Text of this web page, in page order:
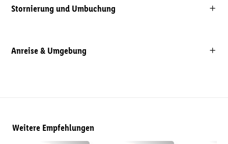
Stornierung und Umbuchung
Anreise & Umgebung
Weitere Empfehlungen